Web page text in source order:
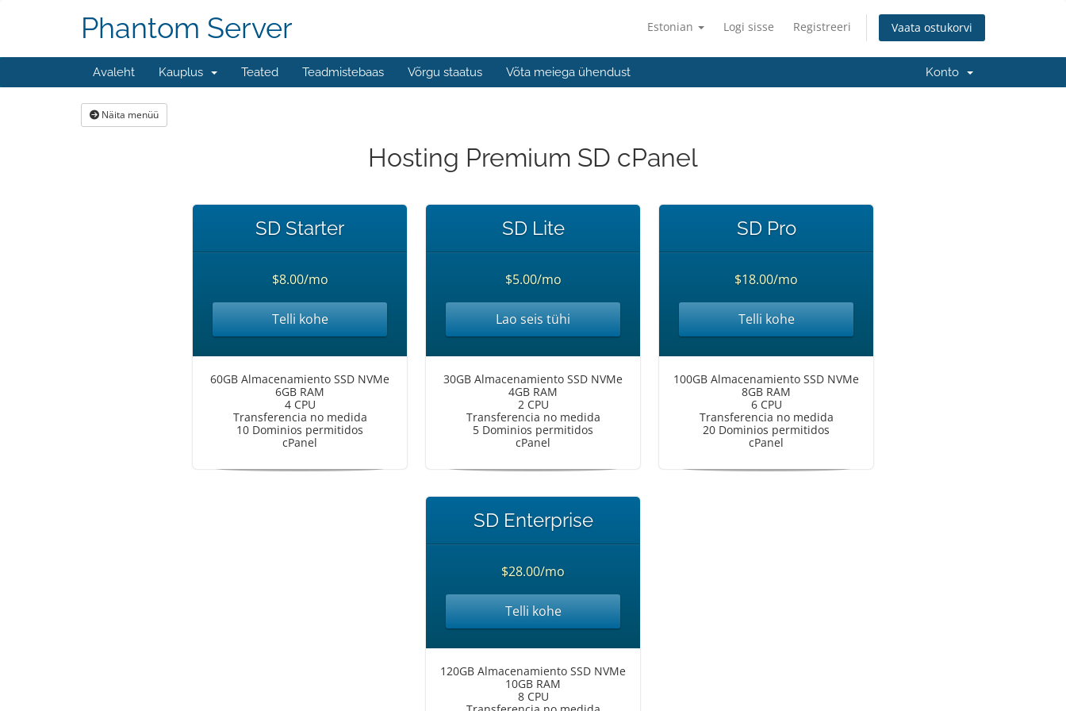
Estonian Logi sisse Registreeri Vaata ostukorvi
Phantom Server
Avaleht Kauplus Teated Teadmistebaas Võrgu staatus Võta meiega ühendust Konto
Näita menüü
Hosting Premium SD cPanel
SD Starter
$8.00/mo
Telli kohe
60GB Almacenamiento SSD NVMe
6GB RAM
4 CPU
Transferencia no medida
10 Dominios permitidos
cPanel
SD Lite
$5.00/mo
Lao seis tühi
30GB Almacenamiento SSD NVMe
4GB RAM
2 CPU
Transferencia no medida
5 Dominios permitidos
cPanel
SD Pro
$18.00/mo
Telli kohe
100GB Almacenamiento SSD NVMe
8GB RAM
6 CPU
Transferencia no medida
20 Dominios permitidos
cPanel
SD Enterprise
$28.00/mo
Telli kohe
120GB Almacenamiento SSD NVMe
10GB RAM
8 CPU